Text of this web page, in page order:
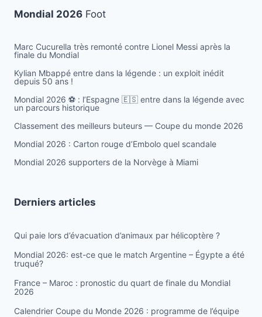
Mondial 2026 Foot
Marc Cucurella très remonté contre Lionel Messi après la
finale du Mondial
Kylian Mbappé entre dans la légende : un exploit inédit
depuis 50 ans !
Mondial 2026 ⚽️ : l’Espagne 🇪🇸 entre dans la légende avec
un parcours historique
Classement des meilleurs buteurs — Coupe du monde 2026
Mondial 2026 : Carton rouge d’Embolo quel scandale
Mondial 2026 supporters de la Norvège à Miami
Derniers articles
Qui paie lors d’évacuation d’animaux par hélicoptère ?
Mondial 2026: est-ce que le match Argentine – Égypte a été
truqué?
France – Maroc : pronostic du quart de finale du Mondial
2026
Calendrier Coupe du Monde 2026 : programme de l’équipe